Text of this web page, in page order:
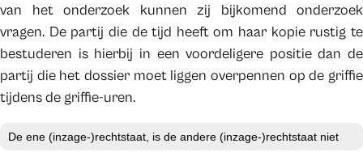
van het onderzoek kunnen zij bijkomend onderzoek
vragen. De partij die de tijd heeft om haar kopie rustig te
bestuderen is hierbij in een voordeligere positie dan de
partij die het dossier moet liggen overpennen op de griffie
tijdens de griffie-uren.
De ene (inzage-)rechtstaat, is de andere (inzage-)rechtstaat niet